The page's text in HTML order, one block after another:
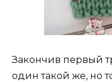
Закончив первый
один такой же, но